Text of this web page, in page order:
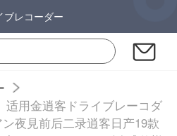
ブレコーダー
适用金逍客ドライブレーコダ
夜見前后二录逍客日产19款